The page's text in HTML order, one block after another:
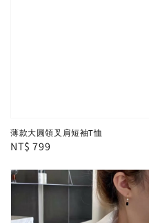
薄款大圓領叉肩短袖T恤
Regular
NT$ 799